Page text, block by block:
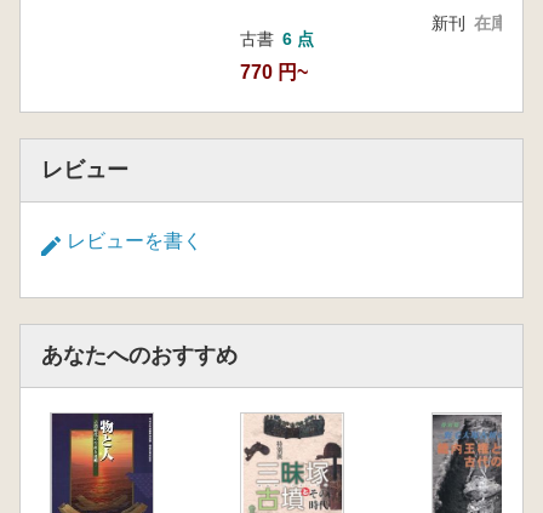
古書 6 点
770 円~
新刊 在庫なし
レビュー
レビューを書く
あなたへのおすすめ